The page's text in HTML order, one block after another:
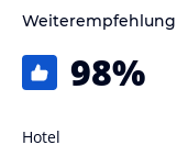
Klimaanlage, Heizung
im gesamten Hotel
Im Chateau Tongariro
Weiterempfehlung
98%
Hotel